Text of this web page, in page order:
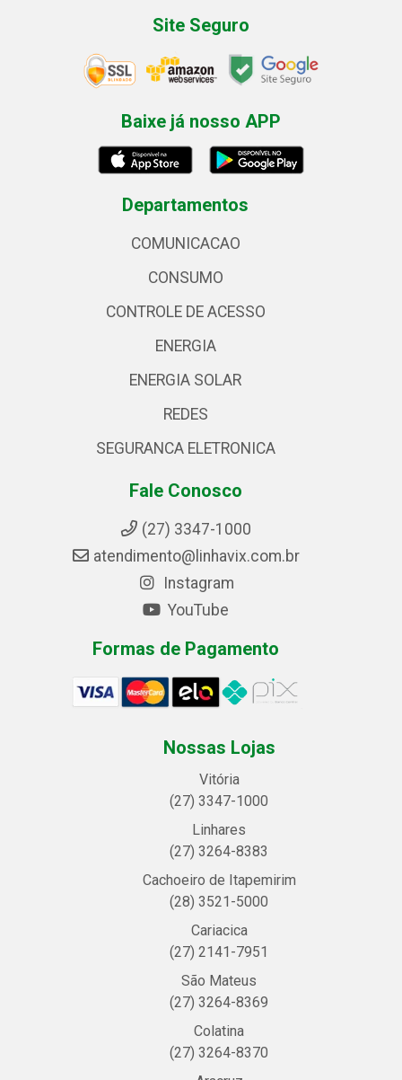
Site Seguro
Baixe já nosso APP
Departamentos
COMUNICACAO
CONSUMO
CONTROLE DE ACESSO
ENERGIA
ENERGIA SOLAR
REDES
SEGURANCA ELETRONICA
Fale Conosco
(27) 3347-1000
atendimento@linhavix.com.br
Instagram
YouTube
Formas de Pagamento
Nossas Lojas
Vitória
(27) 3347-1000
Linhares
(27) 3264-8383
Cachoeiro de Itapemirim
(28) 3521-5000
Cariacica
(27) 2141-7951
São Mateus
(27) 3264-8369
Colatina
(27) 3264-8370